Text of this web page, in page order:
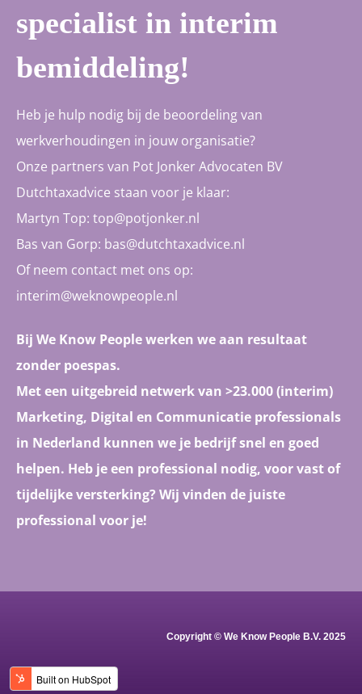
specialist in interim
bemiddeling!
Heb je hulp nodig bij de beoordeling van
werkverhoudingen in jouw organisatie?
Onze partners van Pot Jonker Advocaten BV
Dutchtaxadvice staan voor je klaar:
Martyn Top: top@potjonker.nl
Bas van Gorp: bas@dutchtaxadvice.nl
Of neem contact met ons op:
interim@weknowpeople.nl
Bij We Know People werken we aan resultaat
zonder poespas.
Met een uitgebreid netwerk van >23.000 (interim)
Marketing, Digital en Communicatie professionals
in Nederland kunnen we je bedrijf snel en goed
helpen. Heb je een professional nodig, voor vast of
tijdelijke versterking? Wij vinden de juiste
professional voor je!
Copyright © We Know People B.V. 2025